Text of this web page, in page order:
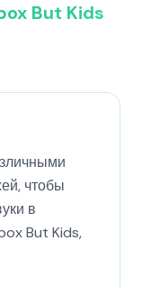
But Kids
чтобы
в
But Kids,